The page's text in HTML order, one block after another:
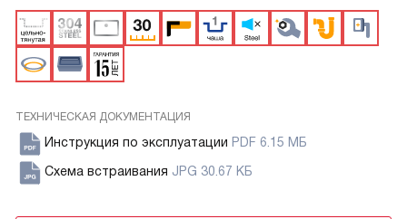
ТЕХНИЧЕСКАЯ ДОКУМЕНТАЦИЯ
Инструкция по эксплуатации PDF 6.15 МБ
Схема встраивания JPG 30.67 КБ